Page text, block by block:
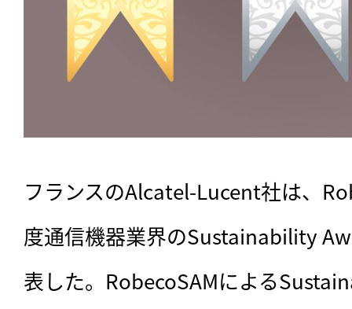
フランスのAlcatel-Lucent社は、
度通信機器業界のSustainability
表した。RobecoSAMによる